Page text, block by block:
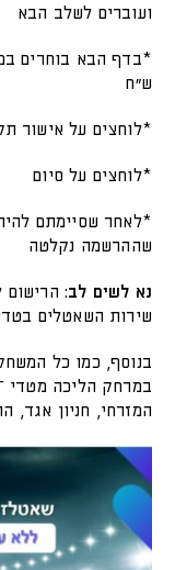
ועוברים לשלב הבא
ש"ח
*לוחצים על אישור
*לוחצים על סיום
*לאחר שסיימתם
שההרשמה נקלטה
נא לשים לב:
שירות השאטלים
בנוסף, כמו כל
במרחק הליכה מטדי –
המזרחי, חניון אגד,